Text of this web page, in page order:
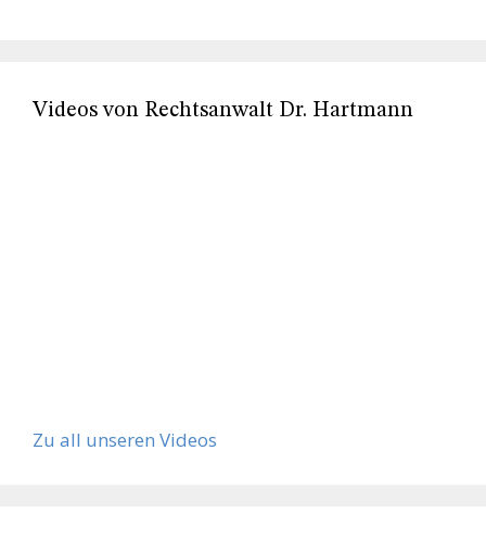
Videos von Rechtsanwalt Dr. Hartmann
Zu all unseren Videos